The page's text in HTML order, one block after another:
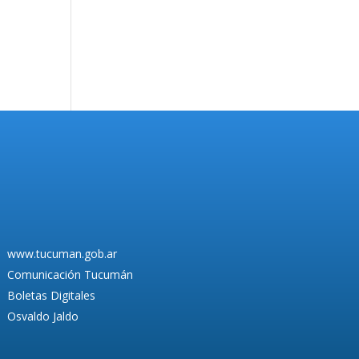
www.tucuman.gob.ar
Comunicación Tucumán
Boletas Digitales
Osvaldo Jaldo